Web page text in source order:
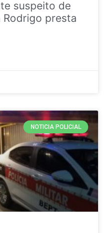
suspeito de
Rodrigo presta
NOTICIA POLICIAL